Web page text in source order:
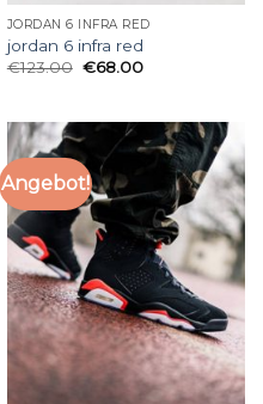
JORDAN 6 INFRA RED
jordan 6 infra red
€123.00 €68.00
Angebot!